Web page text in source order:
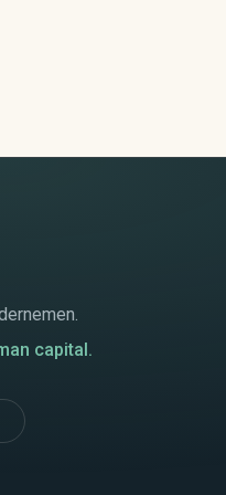
capital.